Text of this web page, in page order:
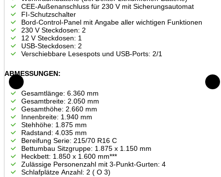
CEE-Außenanschluss für 230 V mit Sicherungsautomat
FI-Schutzschalter
Bord-Control-Panel mit Angabe aller wichtigen Funktionen
230 V Steckdosen: 2
12 V Steckdosen: 1
USB-Steckdosen: 2
Verschiebbare Lesespots und USB-Ports: 2/1
ABMESSUNGEN:
Gesamtlänge: 6.360 mm
Gesamtbreite: 2.050 mm
Gesamthöhe: 2.660 mm
Innenbreite: 1.940 mm
Stehhöhe: 1.875 mm
Radstand: 4.035 mm
Bereifung Serie: 215/70 R16 C
Bettumbau Sitzgruppe: 1.875 x 1.150 mm
Heckbett: 1.850 x 1.600 mm***
Zulässige Personenzahl mit 3-Punkt-Gurten: 4
Schlafplätze Anzahl: 2 ( О 3)